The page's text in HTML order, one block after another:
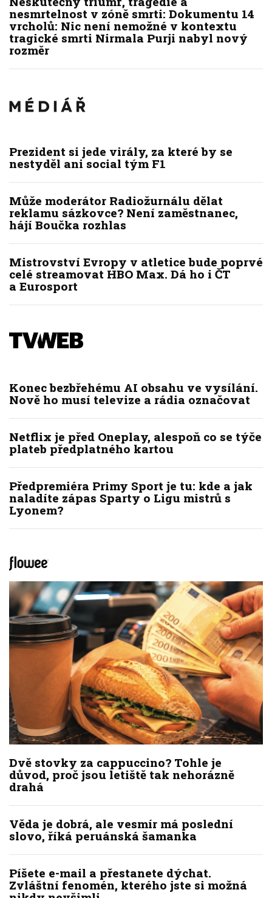
nesmrtelnost v zóně smrti: Dokumentu 14
vrcholů: Nic není nemožné v kontextu
tragické smrti Nirmala Purji nabyl nový
rozměr
Prezident si jede virály, za které by se
nestyděl ani social tým F1
Může moderátor Radiožurnálu dělat
reklamu sázkovce? Není zaměstnanec,
hájí Boučka rozhlas
Mistrovství Evropy v atletice bude poprvé
celé streamovat HBO Max. Dá ho i ČT
a Eurosport
Konec bezbřehému AI obsahu ve vysílání.
Nově ho musí televize a rádia označovat
Netflix je před Oneplay, alespoň co se týče
plateb předplatného kartou
Předpremiéra Primy Sport je tu: kde a jak
naladíte zápas Sparty o Ligu mistrů s
Lyonem?
Dvě stovky za cappuccino? Tohle je
důvod, proč jsou letiště tak nehorázně
drahá
Věda je dobrá, ale vesmír má poslední
slovo, říká peruánská šamanka
Píšete e-mail a přestanete dýchat.
Zvláštní fenomén, kterého jste si možná